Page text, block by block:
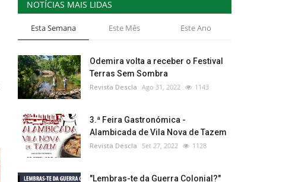
NOTÍCIAS MAIS LIDAS
Esta Semana Este Mês Este Ano
Odemira volta a receber o Festival
Terras Sem Sombra
Revista Descla Ago 31, 2022 1143
3.ª Feira Gastronómica -
Alambicada de Vila Nova de Tazem
Revista Descla Set 27, 2022 1128
"Lembras-te da Guerra Colonial?"